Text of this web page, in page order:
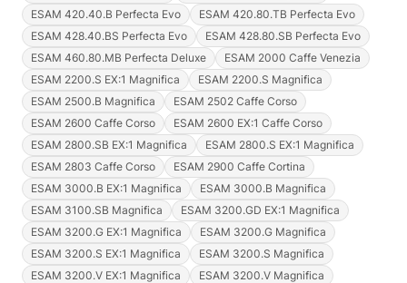
ESAM 420.40.B Perfecta Evo
ESAM 420.80.TB Perfecta Evo
ESAM 428.40.BS Perfecta Evo
ESAM 428.80.SB Perfecta Evo
ESAM 460.80.MB Perfecta Deluxe
ESAM 2000 Caffe Venezia
ESAM 2200.S EX:1 Magnifica
ESAM 2200.S Magnifica
ESAM 2500.B Magnifica
ESAM 2502 Caffe Corso
ESAM 2600 Caffe Corso
ESAM 2600 EX:1 Caffe Corso
ESAM 2800.SB EX:1 Magnifica
ESAM 2800.S EX:1 Magnifica
ESAM 2803 Caffe Corso
ESAM 2900 Caffe Cortina
ESAM 3000.B EX:1 Magnifica
ESAM 3000.B Magnifica
ESAM 3100.SB Magnifica
ESAM 3200.GD EX:1 Magnifica
ESAM 3200.G EX:1 Magnifica
ESAM 3200.G Magnifica
ESAM 3200.S EX:1 Magnifica
ESAM 3200.S Magnifica
ESAM 3200.V EX:1 Magnifica
ESAM 3200.V Magnifica